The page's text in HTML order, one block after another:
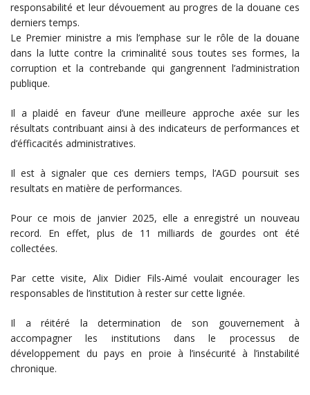
responsabilité et leur dévouement au progres de la douane ces
derniers temps.
Le Premier ministre a mis l’emphase sur le rôle de la douane
dans la lutte contre la criminalité sous toutes ses formes, la
corruption et la contrebande qui gangrennent l’administration
publique.
Il a plaidé en faveur d’une meilleure approche axée sur les
résultats contribuant ainsi à des indicateurs de performances et
d’éfficacités administratives.
Il est à signaler que ces derniers temps, l’AGD poursuit ses
resultats en matière de performances.
Pour ce mois de janvier 2025, elle a enregistré un nouveau
record. En effet, plus de 11 milliards de gourdes ont été
collectées.
Par cette visite, Alix Didier Fils-Aimé voulait encourager les
responsables de l’institution à rester sur cette lignée.
Il a réitéré la determination de son gouvernement à
accompagner les institutions dans le processus de
développement du pays en proie à l’insécurité à l’instabilité
chronique.